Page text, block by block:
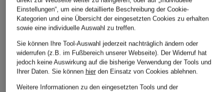
Einstellungen“, um eine detaillierte Beschreibung der Cookie-
Kategorien und eine Übersicht der eingesetzten Cookies zu erhalten
sowie eine individuelle Auswahl zu treffen.
Sie können Ihre Tool-Auswahl jederzeit nachträglich ändern oder
widerrufen (z.B. im Fußbereich unserer Webseite). Der Widerruf hat
jedoch keine Auswirkung auf die bisherige Verwendung der Tools und
Ihrer Daten. Sie können hierden Einsatz von Cookies ablehnen.
Weitere Informationen zu den eingesetzten Tools und der